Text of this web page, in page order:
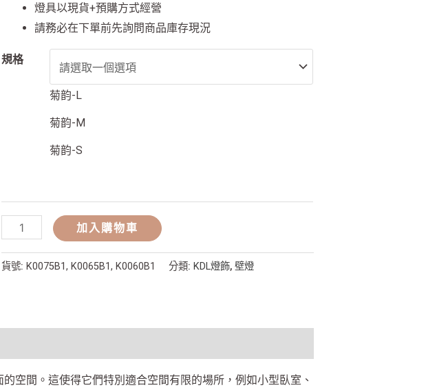
燈具以現貨+預購方式經營
請務必在下單前先詢問商品庫存現況
規格
菊韵-L
菊韵-M
菊韵-S
加入購物車
貨號: K0075B1, K0065B1, K0060B1 分類: KDL燈飾,壁燈
空間。這使得它們特別適合空間有限的場所，例如小型臥室、